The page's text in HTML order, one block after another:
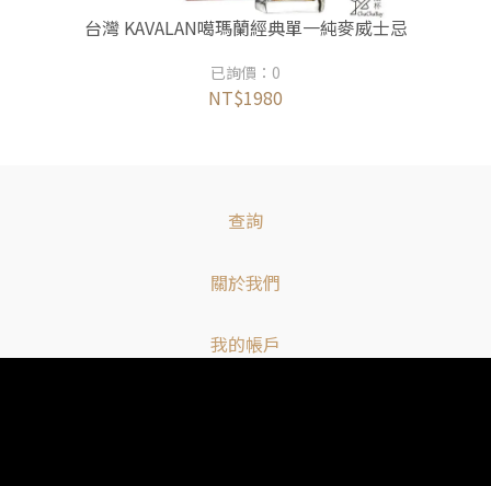
台灣 KAVALAN噶瑪蘭經典單一純麥威士忌
已詢價：0
NT$1980
查詢
關於我們
我的帳戶